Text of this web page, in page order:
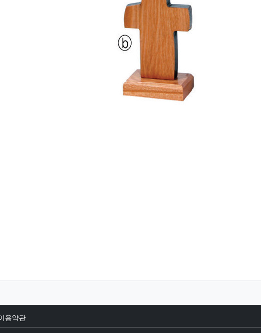
용약관